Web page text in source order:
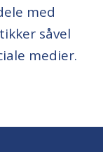
med
såvel
medier.